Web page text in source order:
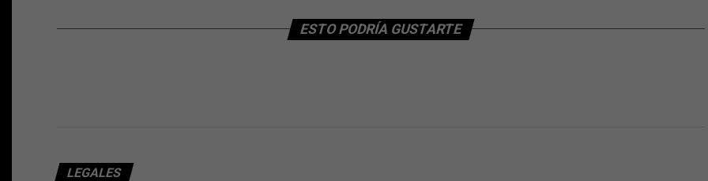
ESTO PODRÍA GUSTARTE
LEGALES